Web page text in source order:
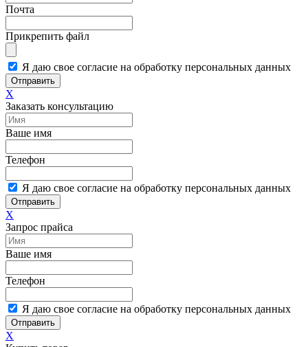
Почта
Прикрепить файл
Я даю свое согласие на обработку персональных данных
Отправить
X
Заказать консультацию
Ваше имя
Телефон
Я даю свое согласие на обработку персональных данных
Отправить
X
Запрос прайса
Ваше имя
Телефон
Я даю свое согласие на обработку персональных данных
Отправить
X